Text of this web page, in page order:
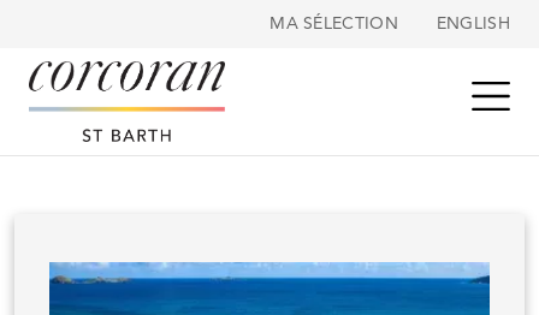
Panneau de gestion des cookiesMA SÉLECTION ENGLISH